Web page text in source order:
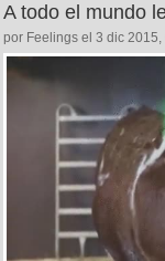
A todo el mundo
por Feelings el 3 dic 2015,